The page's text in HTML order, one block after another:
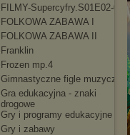
FILMY-Supercyfry.S01E02-07
FOLKOWA ZABAWA I
FOLKOWA ZABAWA II
Franklin
Frozen mp.4
Gimnastyczne figle muzyczne
Gra edukacyjna - znaki
drogowe
Gry i programy edukacyjne
Gry i zabawy